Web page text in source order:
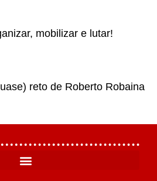
mobilizar e lutar!
reto de Roberto Robaina